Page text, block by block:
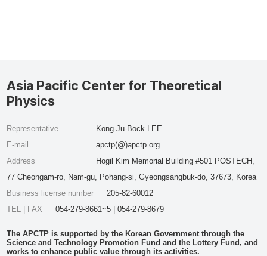
Asia Pacific Center for Theoretical
Physics
Representative
Kong-Ju-Bock LEE
E-mail
apctp(@)apctp.org
Address
Hogil Kim Memorial Building #501 POSTECH,
77 Cheongam-ro, Nam-gu, Pohang-si, Gyeongsangbuk-do, 37673, Korea
Business license number
205-82-60012
TEL | FAX
054-279-8661~5 | 054-279-8679
The APCTP is supported by the Korean Government through the
Science and Technology Promotion Fund and the Lottery Fund, and
works to enhance public value through its activities.